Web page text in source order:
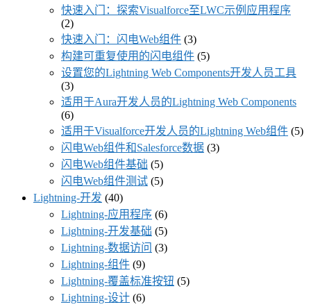
快速入门：探索Visualforce至LWC示例应用程序
(2)
快速入门：闪电Web组件 (3)
构建可重复使用的闪电组件 (5)
设置您的Lightning Web Components开发人员工具
(3)
适用于Aura开发人员的Lightning Web Components
(6)
适用于Visualforce开发人员的Lightning Web组件 (5)
闪电Web组件和Salesforce数据 (3)
闪电Web组件基础 (5)
闪电Web组件测试 (5)
Lightning-开发 (40)
Lightning-应用程序 (6)
Lightning-开发基础 (5)
Lightning-数据访问 (3)
Lightning-组件 (9)
Lightning-覆盖标准按钮 (5)
Lightning-设计 (6)